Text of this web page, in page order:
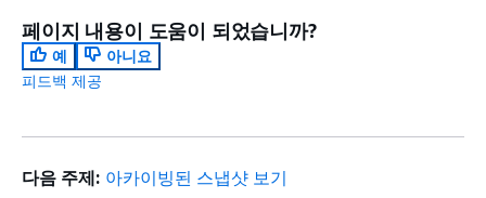
페이지 내용이 도움이 되었습니까?
예
아니요
피드백 제공
다음 주제: 아카이빙된 스냅샷 보기